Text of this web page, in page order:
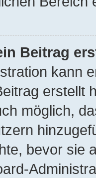
Beitrag
kann
erstellt
möglich,
bevor sie